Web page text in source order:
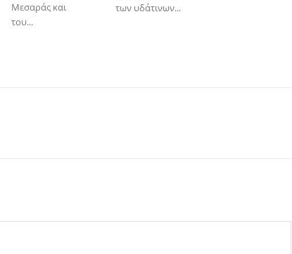
Μεσαράς και
του...
των υδάτινων...